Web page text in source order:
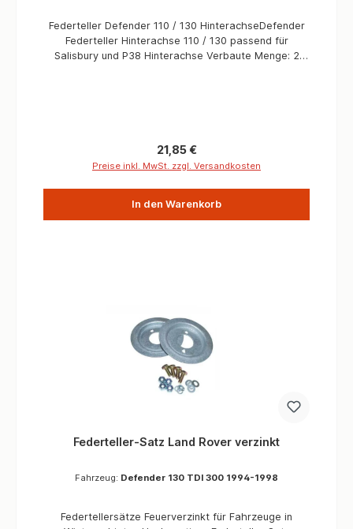
Federteller Defender 110 / 130 HinterachseDefender
Federteller Hinterachse 110 / 130 passend für
Salisbury und P38 Hinterachse Verbaute Menge: 2
Regulärer Preis:
21,85 €
Preise inkl. MwSt. zzgl. Versandkosten
In den Warenkorb
Federteller-Satz Land Rover verzinkt
Fahrzeug: Defender 130 TDI 300 1994-1998
Federtellersätze Feuerverzinkt für Fahrzeuge in